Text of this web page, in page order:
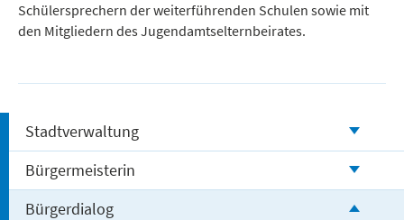
Schülersprechern der weiterführenden Schulen sowie mit
den Mitgliedern des Jugendamtselternbeirates.
Stadtverwaltung
Bürgermeisterin
Bürgerdialog